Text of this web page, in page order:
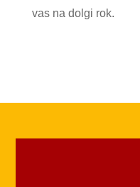
vas na dolgi rok.